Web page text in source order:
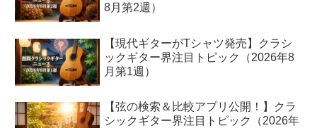
8月第2週）
【現代ギターがTシャツ発売】クラシ
ックギター界注目トピック（2026年8
月第1週）
【弦の検索＆比較アプリ公開！】クラ
シックギター界注目トピック（2026年